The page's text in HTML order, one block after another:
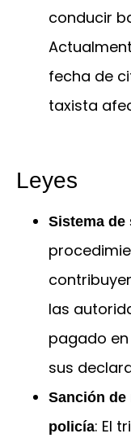
conducir
fecha de
taxista
Leyes
Sistema
las
pagado
sus
Sanción de
policía: El